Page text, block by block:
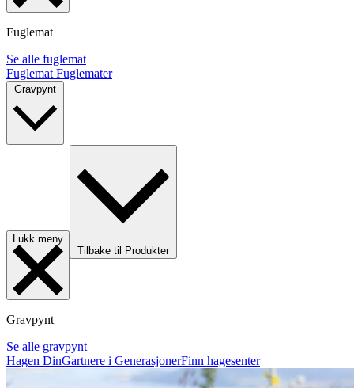
Fuglemat
Se alle fuglemat
Fuglemat Fuglemater
Lukk meny
Tilbake til Produkter
Gravpynt
Se alle gravpynt
Hagen DinGartnere i GenerasjonerFinn hagesenter